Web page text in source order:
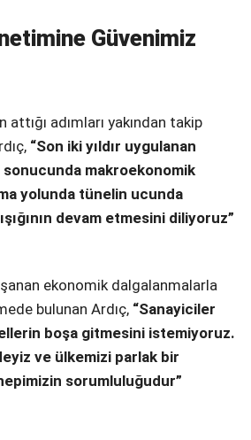
Güvenimiz
adımları yakından takip
“Son iki yıldır uygulanan
makroekonomik
yolunda tünelin ucunda
devam etmesini diliyoruz”
ekonomik dalgalanmalarla
bulunan Ardıç, “Sanayiciler
boşa gitmesini istemiyoruz.
ve ülkemizi parlak bir
sorumluluğudur”